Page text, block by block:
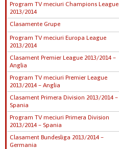
Program TV meciuri Champions League
2013/2014
Clasamente Grupe
Program TV meciuri Europa League
2013/2014
Clasament Premier League 2013/2014 –
Anglia
Program TV meciuri Premier League
2013/2014 – Anglia
Clasament Primera Division 2013/2014 –
Spania
Program TV meciuri Primera Division
2013/2014 – Spania
Clasament Bundesliga 2013/2014 –
Germania